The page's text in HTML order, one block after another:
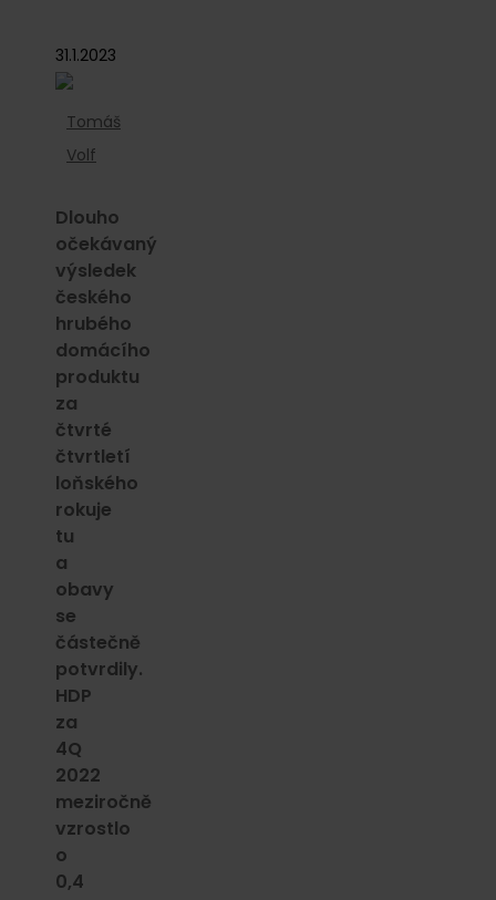
31.1.2023
Tomáš
Volf
Dlouho
očekávaný
výsledek
českého
hrubého
domácího
produktu
za
čtvrté
čtvrtletí
loňského
rokuje
tu
a
obavy
se
částečně
potvrdily.
HDP
za
4Q
2022
meziročně
vzrostlo
o
0,4